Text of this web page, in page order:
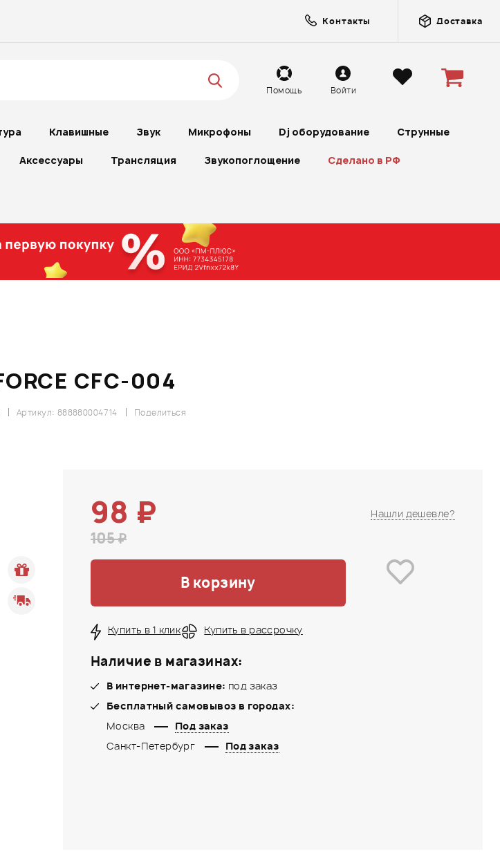
Контакты Доставка
Помощь Войти
Клавишные Звук Микрофоны Dj оборудование Струнные
Аксессуары Трансляция Звукопоглощение Сделано в РФ
CFC-004
Поделиться
Артикул: 888880004714
98 ₽
105 ₽
Нашли дешевле?
В корзину
Купить в 1 клик Купить в рассрочку
Наличие в магазинах:
В интернет-магазине: под заказ
Бесплатный самовывоз в городах:
Москва
Под заказ
Санкт-Петербург
Под заказ